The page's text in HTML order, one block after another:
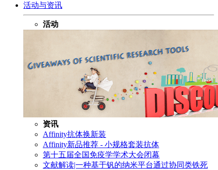
活动与资讯
活动
资讯
Affinity抗体换新装
Affinity新品推荐 - 小规格套装抗体
第十五届全国免疫学学术大会闭幕
文献解读|一种基于钒的纳米平台通过协同类铁死